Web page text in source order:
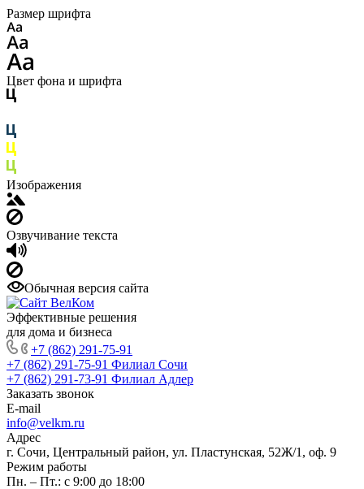
Размер шрифта
Цвет фона и шрифта
Изображения
Озвучивание текста
Обычная версия сайта
Эффективные решения
для дома и бизнеса
+7 (862) 291-75-91
+7 (862) 291-75-91 Филиал Сочи
+7 (862) 291-73-91 Филиал Адлер
Заказать звонок
E-mail
info@velkm.ru
Адрес
г. Сочи, Центральный район, ул. Пластунская, 52Ж/1, оф. 9
Режим работы
Пн. – Пт.: с 9:00 до 18:00